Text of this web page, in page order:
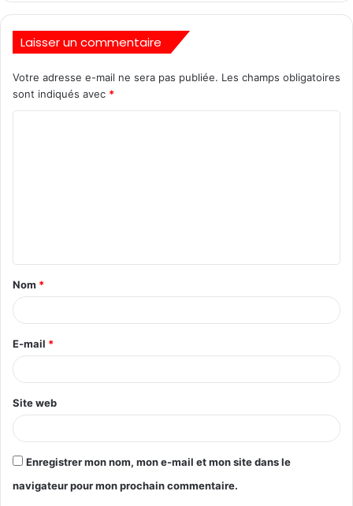
Laisser un commentaire
Votre adresse e-mail ne sera pas publiée. Les champs obligatoires
sont indiqués avec *
Nom *
E-mail *
Site web
Enregistrer mon nom, mon e-mail et mon site dans le
navigateur pour mon prochain commentaire.